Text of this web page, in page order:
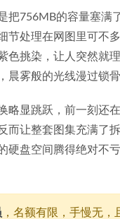
把756MB的容量塞满
节处理在网图里可不
色挑染，让人突然就
雾般的光线漫过锁
略显跳跃，前一刻还
而让整套图集充满了
硬盘空间腾得绝对
，名额有限，手慢无，